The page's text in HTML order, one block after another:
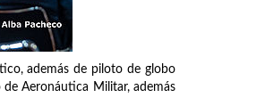
además de piloto de globo
Aeronáutica Militar, además